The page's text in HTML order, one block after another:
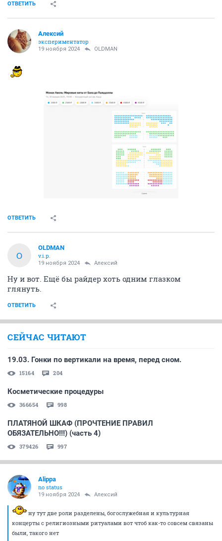
ОТВЕТИТЬ
Алексий
экспериментатор
19 ноября 2024 OLDMAN
ОТВЕТИТЬ
O
OLDMAN
v.i.p.
19 ноября 2024 Алексий
Ну и вот. Ещё бы райдер хоть одним глазком
глянуть.
ОТВЕТИТЬ
СЕЙЧАС ЧИТАЮТ
19.03. Гонки по вертикали на время, перед сном.
15164 204
Косметические процедуры
366654 998
ПЛАТЯНОЙ ШКАФ (ПРОЧТЕНИЕ ПРАВИЛ
ОБЯЗАТЕЛЬНО!!!) (часть 4)
379426 997
Alippa
no status
19 ноября 2024 Алексий
ну тут две роли разделены, богослужебная и культурная
концерты с религиозными ритуалами вот чтоб как-то совсем связаны
были, такого нет